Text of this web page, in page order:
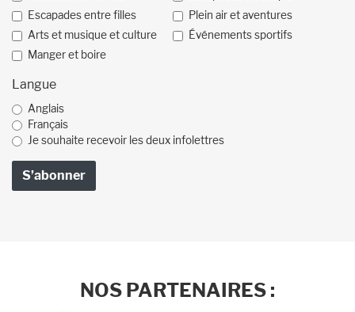
Escapades entre filles
Plein air et aventures
Arts et musique et culture
Événements sportifs
Manger et boire
Langue
Anglais
Français
Je souhaite recevoir les deux infolettres
NOS PARTENAIRES :